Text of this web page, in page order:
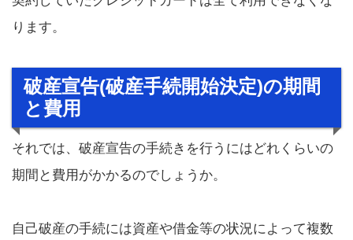
ります。
破産宣告(破産手続開始決定)の期間
と費用
それでは、破産宣告の手続きを行うにはどれくらいの
期間と費用がかかるのでしょうか。
自己破産の手続には資産や借金等の状況によって複数